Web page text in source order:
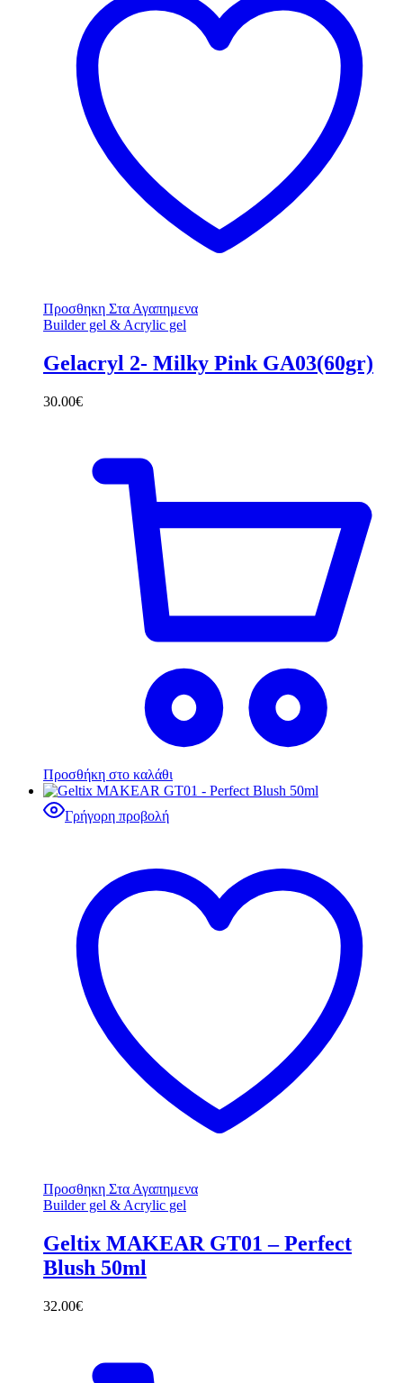
Προσθηκη Στα Αγαπημενα
Builder gel & Acrylic gel
Gelacryl 2- Milky Pink GA03(60gr)
30.00€
Προσθήκη στο καλάθι
Γρήγορη προβολή
Προσθηκη Στα Αγαπημενα
Builder gel & Acrylic gel
Geltix MAKEAR GT01 – Perfect
Blush 50ml
32.00€